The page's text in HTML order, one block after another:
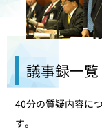
議事録一覧
40分の質疑内容に
す。